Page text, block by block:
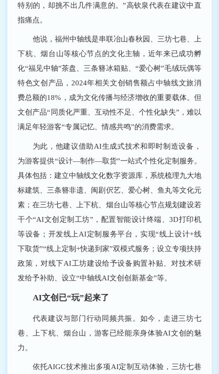
特别的，却挑不出几件满意的。”高钦泉代表在建议中直
指痛点。
他说，福州中轴线是串联冶山春秋园、三坊七巷、上
下杭、烟台山等核心节点的文化主轴，近年来已成功孵
化“福见中轴”茶盘、三条簪冰箱贴、“爱心树”毛绒玩偶等
特色文创产品，2024年相关文创销售额占中轴线文旅消
费总额的18%，成为文化传播与经济增收的重要载体。但
文创产品“同质化严重、互动性不足、个性化缺失”，难以
满足年轻游客“专属记忆、情感共鸣”的消费需求。
为此，他建议借助AI生成式技术和即时制造设备，
为游客提供“设计—制作—取货”一站式个性化定制服务。
具体包括：建立中轴线文化数字资源库，系统梳理九大地
标建筑、三条簪非遗、闽剧伬艺、爱心树、鱼丸等文化元
素；在三坊七巷、上下杭、烟台山等核心节点规划建设若
干个“AI文创定制工坊”，配置智能设计终端、3D打印机
等设备；开发线上AI定制服务平台，实现“线上设计+线
下取货”“线上定制+快递到家”双模式服务；设立专项扶持
政策，对线下AI工坊建设给予设备购置补贴、对技术研
发给予补助、设立“中轴线AI文创创新基金”等。
AI文创已“玩”起来了
代表建议与部门行动同频共振。如今，走进三坊七
巷、上下杭、烟台山，游客已经能亲身体验AI文创的魅
力。
依托AIGC技术推出多项AI定制互动体验，三坊七巷